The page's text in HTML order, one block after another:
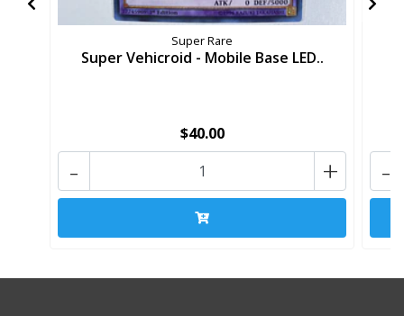
Super Rare
Super Vehicroid - Mobile Base LED..
$40.00
+
- -